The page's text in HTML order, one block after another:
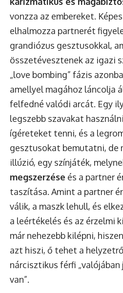
vonzza az embereket.
elhalmozza partnerét
grandiózus gesztusokkal,
összetévesztenek az igazi
„love bombing” fázis
amellyel magához láncolja
felfedné valódi arcát. Egy
legszebb szavakat
ígéreteket tenni, és a
gesztusokat bemutatni, de
illúzió, egy színjáték,
megszerzése és a partner
taszítása. Amint a partner
válik, a maszk lehull, és
a leértékelés és az érzelmi
már nehezebb kilépni,
azt hiszi, ő tehet a
nárcisztikus férfi „valójában
van”.